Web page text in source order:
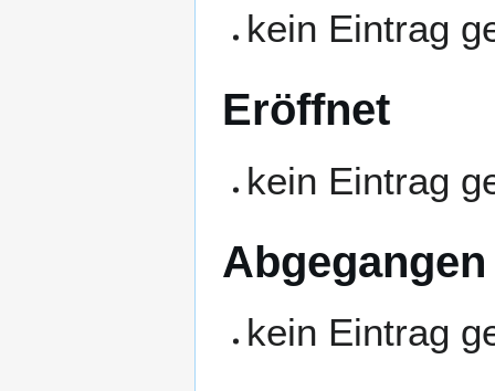
kein Eintrag
Eröffnet
kein Eintrag
Abgegangen
kein Eintrag